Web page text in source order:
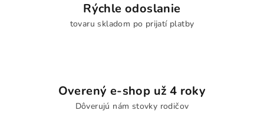
Rýchle odoslanie
tovaru skladom po prijatí platby
Overený e-shop už 4 roky
Dôverujú nám stovky rodičov